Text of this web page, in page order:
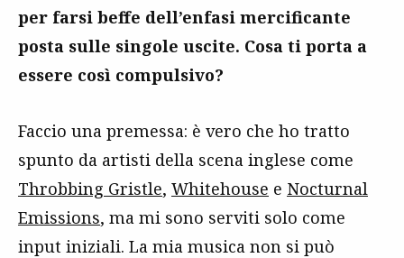
per farsi beffe dell’enfasi mercificante
posta sulle singole uscite. Cosa ti porta a
essere così compulsivo?
Faccio una premessa: è vero che ho tratto
spunto da artisti della scena inglese come
Throbbing Gristle, Whitehouse e Nocturnal
Emissions, ma mi sono serviti solo come
input iniziali. La mia musica non si può